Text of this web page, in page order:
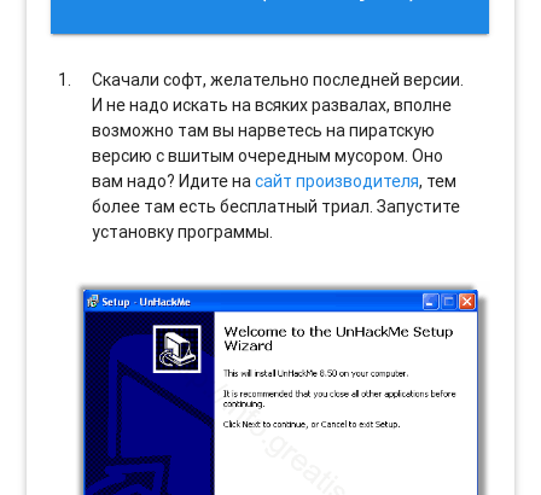
Скачали софт, желательно последней версии.
И не надо искать на всяких развалах, вполне
возможно там вы нарветесь на пиратскую
версию с вшитым очередным мусором. Оно
вам надо? Идите насайт производителя, тем
более там есть бесплатный триал. Запустите
установку программы.